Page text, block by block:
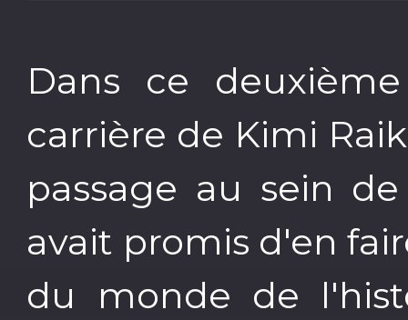
Dans ce
carrière de Kimi
passage au sein
avait promis d'en
du monde de